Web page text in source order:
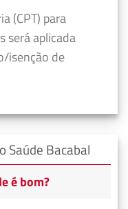
(CPT) para
será aplicada
isenção de
Saúde Bacabal
é bom?